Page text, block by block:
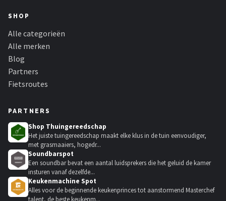
SHOP
Alle categorieën
Alle merken
Blog
Partners
Fietsroutes
PARTNERS
Shop Thuingereedschap
Het juiste tuingereedschap maakt elke klus in de tuin eenvoudiger,
met grasmaaiers, hogedr...
Soundbarspot
Een soundbar bevat een aantal luidsprekers die het geluid de kamer
insturen vanaf dezelfde...
Keukenmachine Spot
Alles voor de beginnende keukenprinces tot aanstormend Masterchef
talent, de beste keukenm...